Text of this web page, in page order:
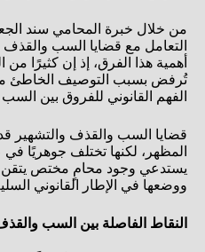
من خلال خبرة المحامي سند
التعامل مع قضايا السب والقذف
أهمية هذا الفرق، إذ إن كثيرًا من
تُرفض بسبب التوصيف الخاطئ
الفهم القانوني للفروق بين
قضايا السب والقذف والتشهير
المظهر، لكنها تختلف جوهريًا
يستدعي وجود محامٍ مختص يتقن
ووضعها في الإطار القانوني
النقاط الفاصلة بين السب